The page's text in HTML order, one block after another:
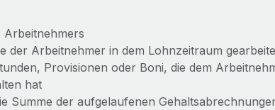
Arbeitnehmers
der Arbeitnehmer in dem Lohnzeitraum
Provisionen oder Boni, die dem
hat
Summe der aufgelaufenen